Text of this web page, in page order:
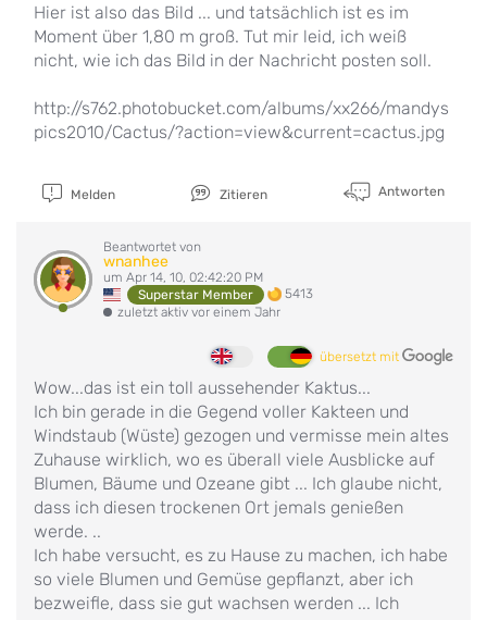
Hier ist also das Bild ... und tatsächlich ist es im
Moment über 1,80 m groß. Tut mir leid, ich weiß
nicht, wie ich das Bild in der Nachricht posten soll.
http://s762.photobucket.com/albums/xx266/mandys
pics2010/Cactus/?action=view&current=cactus.jpg
Melden Zitieren Antworten
Beantwortet von
wnanhee
um Apr 14, 10, 02:42:20 PM
Superstar Member
5413
zuletzt aktiv vor einem Jahr
übersetzt mit
Wow...das ist ein toll aussehender Kaktus...
Ich bin gerade in die Gegend voller Kakteen und
Windstaub (Wüste) gezogen und vermisse mein altes
Zuhause wirklich, wo es überall viele Ausblicke auf
Blumen, Bäume und Ozeane gibt ... Ich glaube nicht,
dass ich diesen trockenen Ort jemals genießen
werde. ..
Ich habe versucht, es zu Hause zu machen, ich habe
so viele Blumen und Gemüse gepflanzt, aber ich
bezweifle, dass sie gut wachsen werden ... Ich